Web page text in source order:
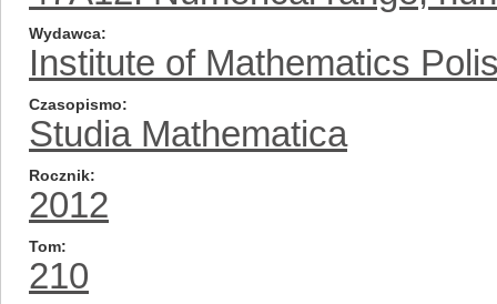
Wydawca
Institute of Mathematics
Czasopismo
Studia Mathematica
Rocznik
2012
Tom
210